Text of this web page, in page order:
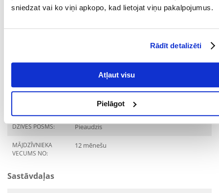
sniedzat vai ko viņi apkopo, kad lietojat viņu pakalpojumus.
Rādīt detalizēti
Atļaut visu
Pielāgot
istabas temperatūrā. Nepārbarojiet ar barību. Vienmēr jābūt
(KG):
DZĪVES POSMS: Pieaudzis
MĀJDZĪVNIEKA
VECUMS NO:
12 mēnešu
Sastāvdaļas